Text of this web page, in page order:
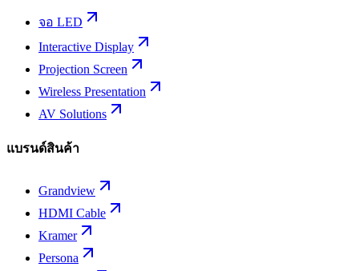
จอ LED
Interactive Display
Projection Screen
Wireless Presentation
AV Solutions
แบรนด์สินค้า
Grandview
HDMI Cable
Kramer
Persona